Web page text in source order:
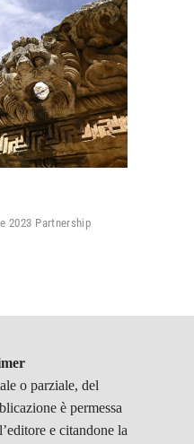
2023 Partnership
o parziale, del
è permessa
e citandone la